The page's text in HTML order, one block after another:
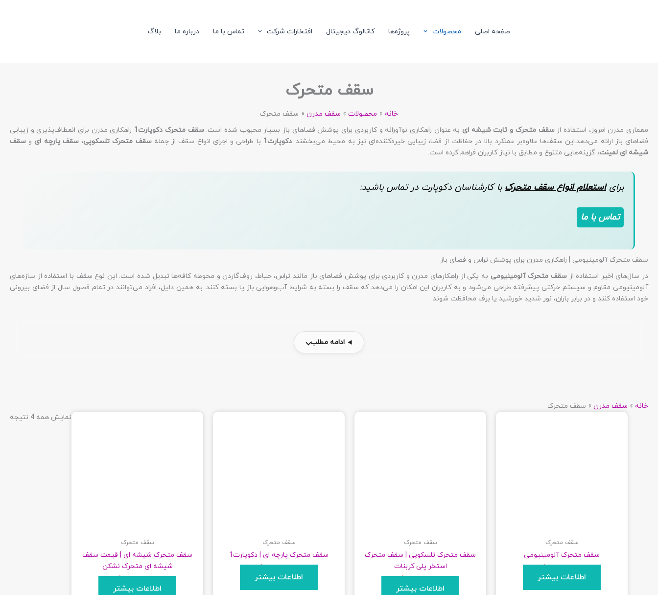
صفحه اصلی محصولات پروژه‌ها کاتالوگ دیجیتال افتخارات شرکت تماس با ما درباره ما بلاگ
سقف متحرک
خانه محصولات سقف مدرن
سقف متحرک
معماری مدرن امروز، استفاده ازسقف‌ متحرک و ثابت شیشه‌ ای به عنوان راهکاری نوآورانه و کاربردی برای پوشش فضاهای باز بسیار محبوب شده است.سقف متحرک دکوپارت1
راهکاری مدرن برای انعطاف‌پذیری و زیبایی
فضاهای باز ارائه می‌دهد.این سقف‌ها علاوه‌بر عملکرد بالا در حفاظت از فضا، زیبایی خیره‌کننده‌ای نیز به محیط می‌بخشند.دکوپارت1 با طراحی و اجرای انواع سقف از جملهسقف متحرک تلسکوپی،سقف پارچه‌ ای و سقف
شیشه‌ ای لمینت، گزینه‌هایی متنوع و مطابق با نیاز کاربران فراهم کرده است.
برایاستعلام انواع سقف متحرک با کارشناسان دکوپارت در تماس باشید:
تماس با ما
سقف متحرک آلومینیومی | راهکاری مدرن برای پوشش تراس و فضای باز
در سال‌های اخیر استفاده ازسقف متحرک آلومینیومی به یکی از راهکارهای مدرن و کاربردی برای پوشش فضاهای باز مانند تراس، حیاط، روف‌گاردن و محوطه کافه‌ها تبدیل شده است. این نوع سقف با استفاده از سازه‌های
آلومینیومی مقاوم و سیستم حرکتی پیشرفته طراحی می‌شود و به کاربران این امکان را می‌دهد که سقف را بسته به شرایط آب‌وهوایی باز یا بسته کنند. به همین دلیل، افراد می‌توانند در تمام فصول سال از فضای بیرونی
خود استفاده کنند و در برابر باران، نور شدید خورشید یا برف محافظت شوند.
ادامه مطلب
خانه » سقف مدرن » سقف متحرک
نمایش همه 4 نتیجه
سقف متحرک
سقف متحرک آلومینیومی
اطلاعات بیشتر
سقف متحرک
سقف متحرک تلسکوپی | سقف متحرک
استخر پلی کربنات
اطلاعات بیشتر
سقف متحرک
سقف متحرک پارچه‌ ای | دکوپارت1
اطلاعات بیشتر
سقف متحرک
سقف متحرک شیشه‌ ای | قیمت سقف
شیشه ای متحرک نشکن
اطلاعات بیشتر